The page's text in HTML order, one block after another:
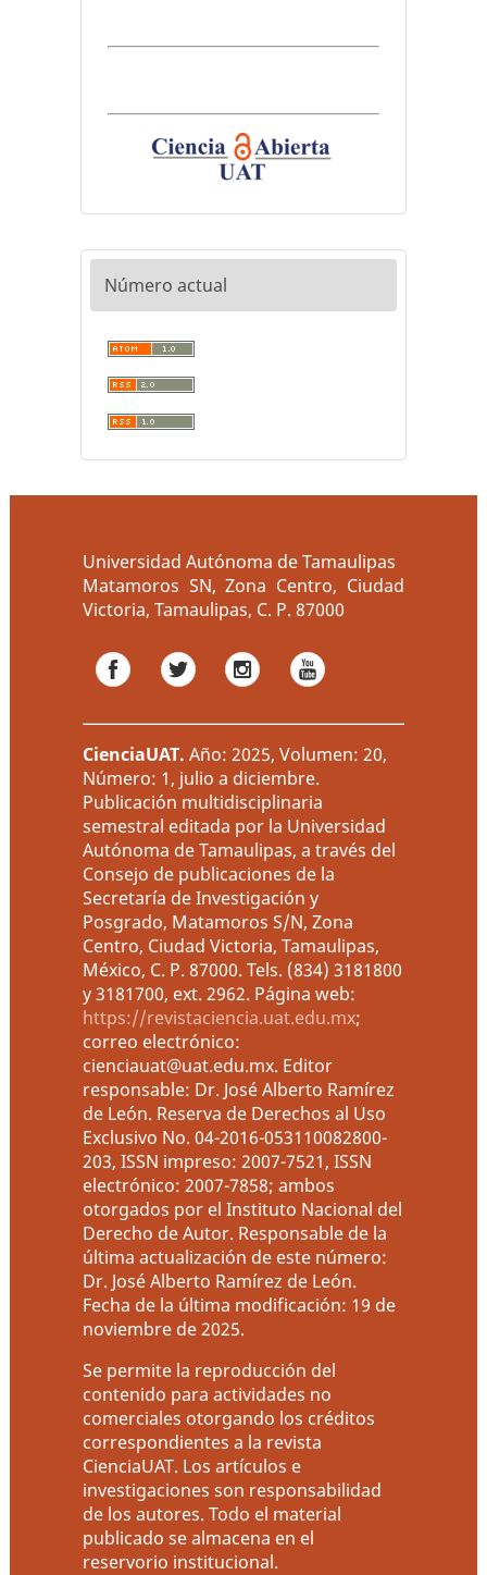
Número actual
Universidad Autónoma de Tamaulipas
Matamoros SN, Zona Centro, Ciudad
Victoria, Tamaulipas, C. P. 87000
CienciaUAT. Año: 2025, Volumen: 20,
Número: 1, julio a diciembre.
Publicación multidisciplinaria
semestral editada por la Universidad
Autónoma de Tamaulipas, a través del
Consejo de publicaciones de la
Secretaría de Investigación y
Posgrado, Matamoros S/N, Zona
Centro, Ciudad Victoria, Tamaulipas,
México, C. P. 87000. Tels. (834) 3181800
y 3181700, ext. 2962. Página web:
https://revistaciencia.uat.edu.mx;
correo electrónico:
cienciauat@uat.edu.mx. Editor
responsable: Dr. José Alberto Ramírez
de León. Reserva de Derechos al Uso
Exclusivo No. 04-2016-053110082800-
203, ISSN impreso: 2007-7521, ISSN
electrónico: 2007-7858; ambos
otorgados por el Instituto Nacional del
Derecho de Autor. Responsable de la
última actualización de este número:
Dr. José Alberto Ramírez de León.
Fecha de la última modificación: 19 de
noviembre de 2025.
Se permite la reproducción del
contenido para actividades no
comerciales otorgando los créditos
correspondientes a la revista
CienciaUAT. Los artículos e
investigaciones son responsabilidad
de los autores. Todo el material
publicado se almacena en el
reservorio institucional.